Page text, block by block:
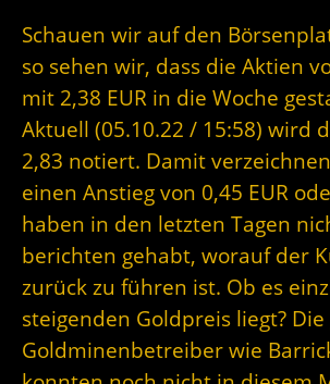
Schauen wir auf den
so sehen wir, dass die Aktien
mit 2,38 EUR in die Woche
Aktuell (05.10.22 / 15:58) wird
2,83 notiert. Damit
einen Anstieg von 0,45 EUR
haben in den letzten Tagen
berichten gehabt, worauf der
zurück zu führen ist. Ob es
steigenden Goldpreis liegt?
Goldminenbetreiber wie